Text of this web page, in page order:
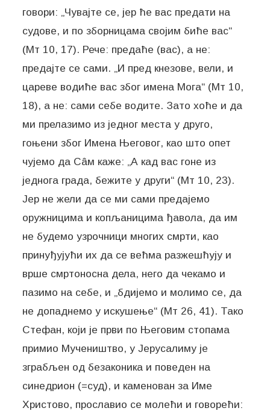
говори: „Чувајте се, јер ће вас предати на
судове, и по зборницама својим биће вас“
(Мт 10, 17). Рече: предаће (вас), а не:
предајте се сами. „И пред кнезове, вели, и
цареве водиће вас због имена Мога“ (Мт 10,
18), а не: сами себе водите. Зато хоће и да
ми прелазимо из једног места у друго,
гоњени због Имена Његовог, као што опет
чујемо да Сâм каже: „А кад вас гоне из
једнога града, бежите у други“ (Мт 10, 23).
Јер не жели да се ми сами предајемо
оружницима и копљаницима ђавола, да им
не будемо узрочници многих смрти, као
принуђујући их да се већма разжешћују и
врше смртоносна дела, него да чекамо и
пазимо на себе, и „бдијемо и молимо се, да
не допаднемо у искушење“ (Мт 26, 41). Тако
Стефан, који је први по Његовим стопама
примио Мучеништво, у Јерусалиму је
зграбљен од безаконика и поведен на
синедрион (=суд), и каменован за Име
Христово, прославио се молећи и говорећи: